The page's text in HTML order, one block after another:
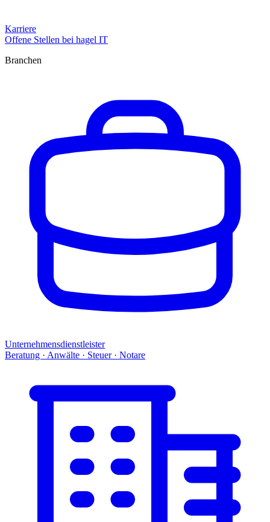
Karriere
Offene Stellen bei hagel IT
Branchen
Unternehmensdienstleister
Beratung · Anwälte · Steuer · Notare